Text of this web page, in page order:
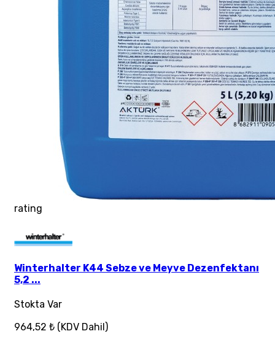
rating
Winterhalter K44 Sebze ve Meyve Dezenfektanı
5,2 ...
Stokta Var
964,52 ₺ (KDV Dahil)